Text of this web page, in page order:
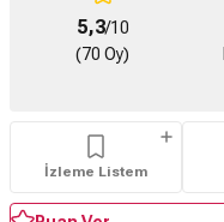
5,3/10
(70 Oy)
İzleme Listem